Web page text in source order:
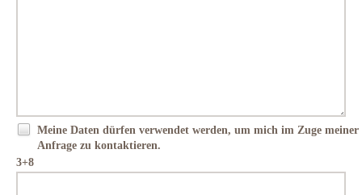
Meine Daten dürfen verwendet werden, um mich im Zuge meiner
Anfrage zu kontaktieren.
3+8